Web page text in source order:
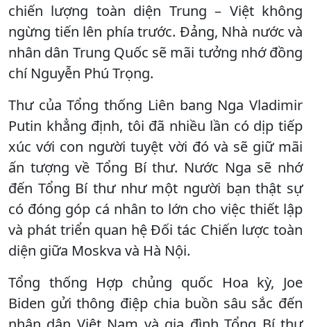
chiến lượng toàn diện Trung – Việt không
ngừng tiến lên phía trước. Đảng, Nhà nước và
nhân dân Trung Quốc sẽ mãi tưởng nhớ đồng
chí Nguyễn Phú Trọng.
Thư của Tổng thống Liên bang Nga Vladimir
Putin khẳng định, tôi đã nhiều lần có dịp tiếp
xúc với con người tuyệt vời đó và sẽ giữ mãi
ấn tượng về Tổng Bí thư. Nước Nga sẽ nhớ
đến Tổng Bí thư như một người bạn thật sự
có đóng góp cá nhân to lớn cho việc thiết lập
và phát triển quan hệ Đối tác Chiến lược toàn
diện giữa Moskva và Hà Nội.
Tổng thống Hợp chủng quốc Hoa kỳ, Joe
Biden gửi thông điệp chia buồn sâu sắc đến